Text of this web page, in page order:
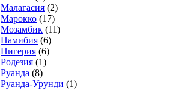
Малагасия (2)
Марокко (17)
Мозамбик (11)
Намибия (6)
Нигерия (6)
Родезия (1)
Руанда (8)
Руанда-Урунди (1)